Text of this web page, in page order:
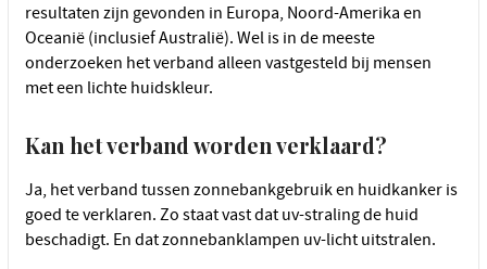
resultaten zijn gevonden in Europa, Noord-Amerika en
Oceanië (inclusief Australië). Wel is in de meeste
onderzoeken het verband alleen vastgesteld bij mensen
met een lichte huidskleur.
Kan het verband worden verklaard?
Ja, het verband tussen zonnebankgebruik en huidkanker is
goed te verklaren. Zo staat vast dat uv-straling de huid
beschadigt. En dat zonnebanklampen uv-licht uitstralen.